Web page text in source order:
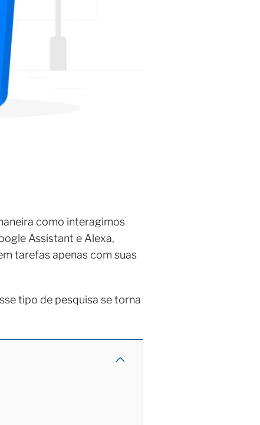
como interagimos
Assistant e Alexa,
tarefas apenas com suas
tipo de pesquisa se torna